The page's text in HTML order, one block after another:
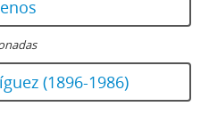
Alessandri al Sumo Pontífice Juan Pablo I
Jorge Bande dirigida a Jorge Alessandri
Alessandri Rodríguez firmada por Herbert Müller Puelma
Alessandri a María Elena Vukovic de Calcutta
a Jorge Alessandri de Herbert Müller Puelma
(1896-1986)